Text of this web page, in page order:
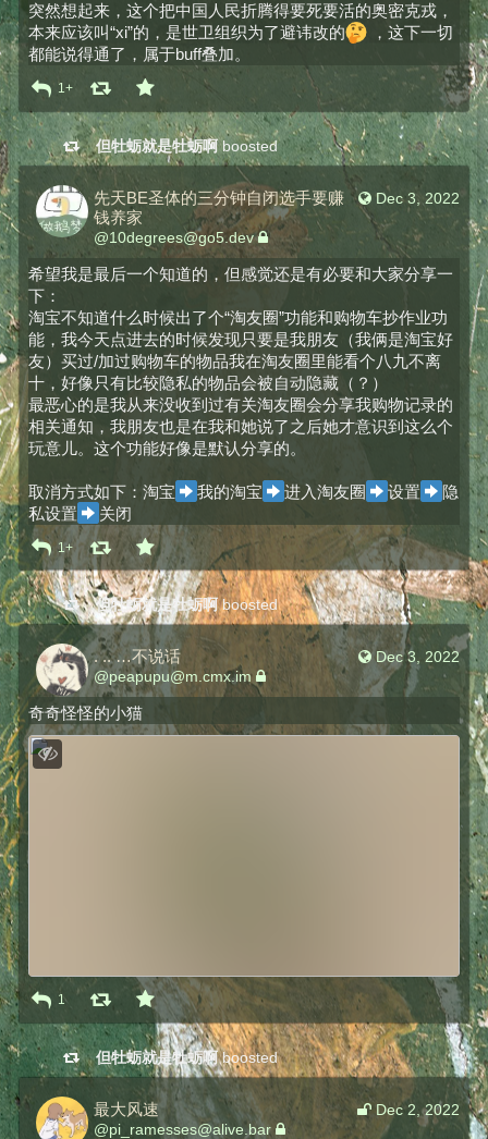
突然想起来，这个把中国人民折腾得要死要活的奥密克戎，
本来应该叫“xi”的，是世卫组织为了避讳改的
，这下一切
都能说得通了，属于buff叠加。
1+
但牡蛎就是牡蛎啊 boosted
Dec 3, 2022
先天BE圣体的三分钟自闭选手要赚
钱养家
@10degrees@go5.dev
希望我是最后一个知道的，但感觉还是有必要和大家分享一
下：
淘宝不知道什么时候出了个“淘友圈”功能和购物车抄作业功
能，我今天点进去的时候发现只要是我朋友（我俩是淘宝好
友）买过/加过购物车的物品我在淘友圈里能看个八九不离
十，好像只有比较隐私的物品会被自动隐藏（？）
最恶心的是我从来没收到过有关淘友圈会分享我购物记录的
相关通知，我朋友也是在我和她说了之后她才意识到这么个
玩意儿。这个功能好像是默认分享的。
取消方式如下：淘宝 我的淘宝 进入淘友圈 设置
隐
私设置
关闭
1+
但牡蛎就是牡蛎啊 boosted
Dec 3, 2022
. .. …不说话
@peapupu@m.cmx.im
奇奇怪怪的小猫
1
但牡蛎就是牡蛎啊 boosted
Dec 2, 2022
最大风速
@pi_ramesses@alive.bar